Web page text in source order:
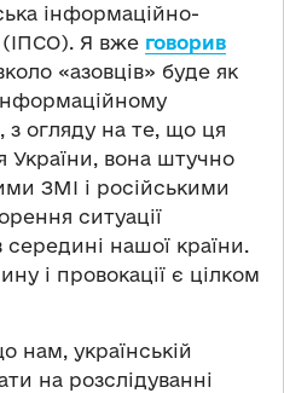
інформаційно-
(ІПСО). Я вже говорив
«азовців» буде як
з огляду на те, що ця
України, вона штучно
ЗМІ і російськими
ситуації
середині нашої країни.
і провокації є цілком
нам, українській
на розслідуванні